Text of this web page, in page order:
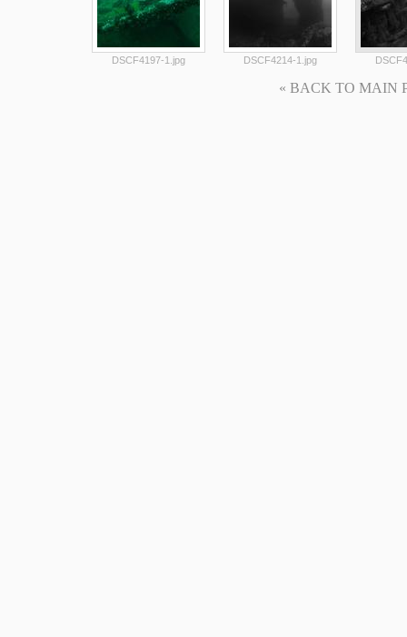
DSCF4197-1.jpg DSCF4214-1.jpg
« BACK TO MAIN